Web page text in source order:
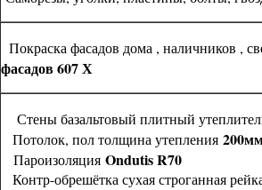
Покраска фасадов дома , наличников ,
фасадов 607 Х
Стены базальтовый плитный
Потолок, пол толщина утепления
Пароизоляция Ondutis R70
Контр-обрешётка сухая строганная